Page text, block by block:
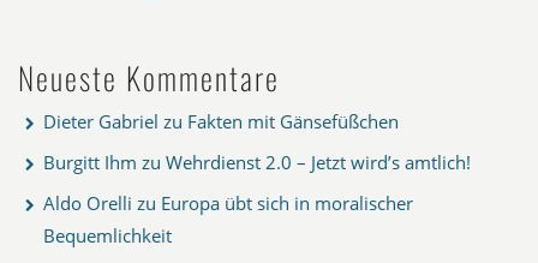
Neueste Kommentare
Dieter Gabriel zu Fakten mit Gänsefüßchen
Burgitt Ihm zu Wehrdienst 2.0 – Jetzt wird’s amtlich!
Aldo Orelli zu Europa übt sich in moralischer
Bequemlichkeit